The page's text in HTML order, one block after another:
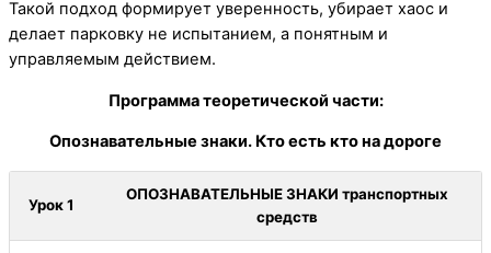
Такой подход формирует уверенность, убирает хаос и
делает парковку не испытанием, а понятным и
управляемым действием.
Программа теоретической части:
Опознавательные знаки. Кто есть кто на дороге
Урок 1
ОПОЗНАВАТЕЛЬНЫЕ ЗНАКИ транспортных
средств